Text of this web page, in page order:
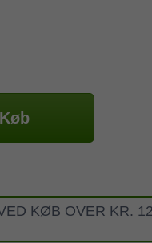
KØB OVER KR.